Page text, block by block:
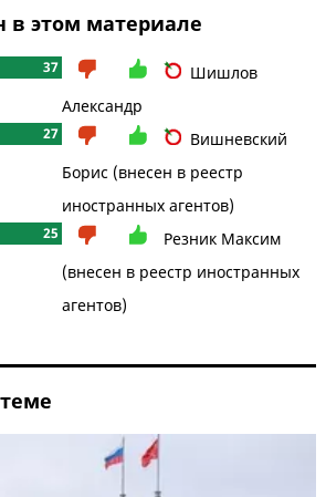
в этом материале
37
Шишлов
Александр
27
Вишневский
Борис (внесен в реестр
иностранных агентов)
25
Резник Максим
(внесен в реестр иностранных
агентов)